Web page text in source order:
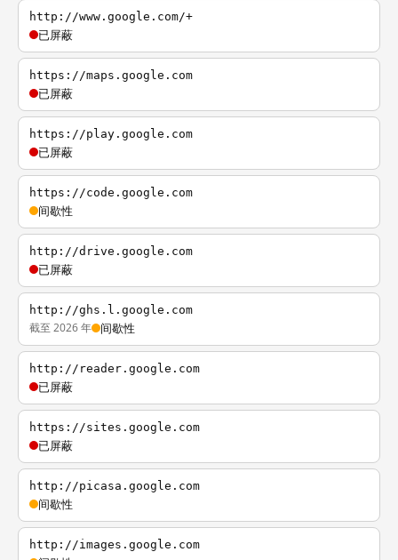
http://www.google.com/+
已屏蔽
https://maps.google.com
已屏蔽
https://play.google.com
已屏蔽
https://code.google.com
间歇性
http://drive.google.com
已屏蔽
http://ghs.l.google.com
截至 2026 年 间歇性
http://reader.google.com
已屏蔽
https://sites.google.com
已屏蔽
http://picasa.google.com
间歇性
http://images.google.com